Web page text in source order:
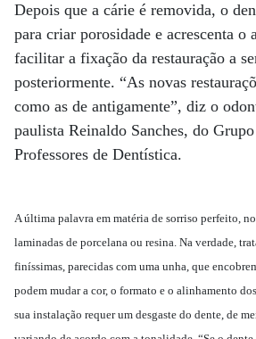
Depois que a cárie é removida, o
para criar porosidade e acrescenta o
facilitar a fixação da restauração a
posteriormente. “As novas
como as de antigamente”, diz o
paulista Reinaldo Sanches, do
Professores de Dentística.
A última palavra em matéria de sorriso perfeito,
laminadas de porcelana ou resina. Na verdade,
finíssimas, parecidas com uma unha, que
podem mudar a cor, o formato e o alinhamento
sua instalação requer um desgaste do dente, de